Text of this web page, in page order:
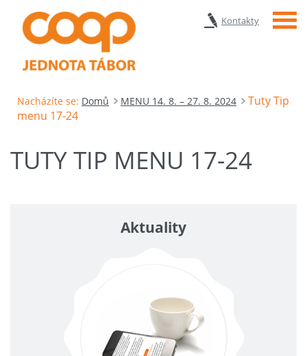
Kontakty Menu
Nacházíte se: Domů MENU 14. 8. – 27. 8. 2024
Tuty Tip
menu 17-24
TUTY TIP MENU 17-24
Aktuality